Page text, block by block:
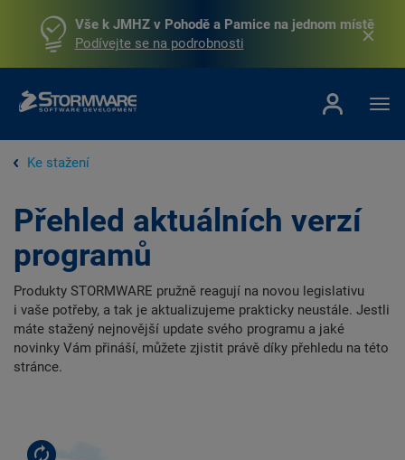
Vše k JMHZ v Pohodě a Pamice na jednom místě
Podívejte se na podrobnosti
Ke stažení
Přehled aktuálních verzí
programů
Produkty STORMWARE pružně reagují na novou legislativu
i vaše potřeby, a tak je aktualizujeme prakticky neustále. Jestli
máte stažený nejnovější update svého programu a jaké
novinky Vám přináší, můžete zjistit právě díky přehledu na této
stránce.